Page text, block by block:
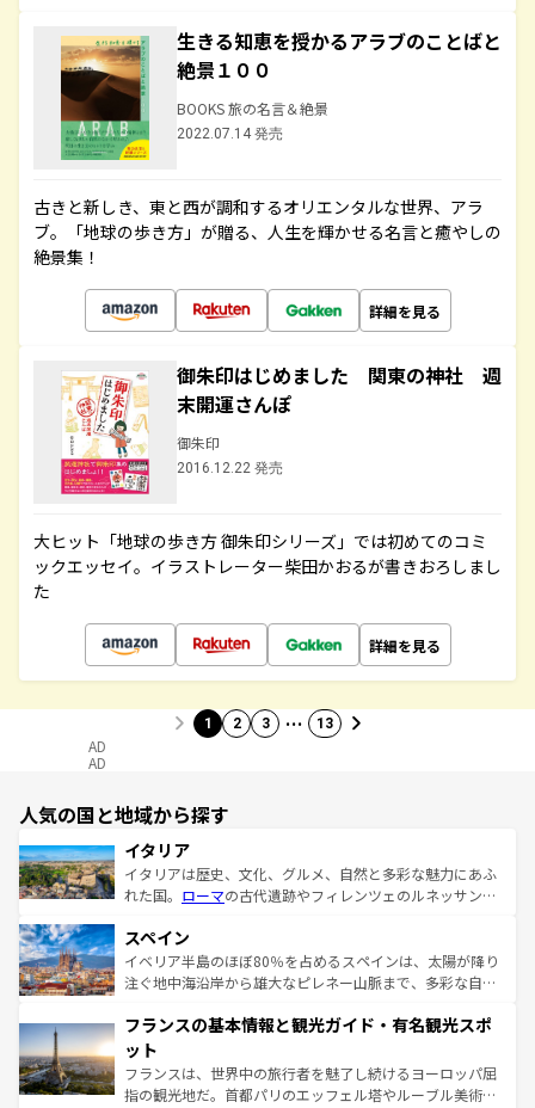
生きる知恵を授かるアラブのことばと
絶景１００
BOOKS 旅の名言＆絶景
2022.07.14 発売
古きと新しき、東と西が調和するオリエンタルな世界、アラ
ブ。「地球の歩き方」が贈る、人生を輝かせる名言と癒やしの
絶景集！
詳細を見る
御朱印はじめました 関東の神社 週
末開運さんぽ
御朱印
2016.12.22 発売
大ヒット「地球の歩き方 御朱印シリーズ」では初めてのコミ
ックエッセイ。イラストレーター柴田かおるが書きおろしまし
た
詳細を見る
1 2 3 … 13
AD
AD
人気の国と地域から探す
イタリア
イタリアは歴史、文化、グルメ、自然と多彩な魅力にあふ
れた国。 ローマの古代遺跡やフィレンツェのルネッサンス
ろん、トスカーナの美しい田園風景やアマルフィ海岸の絶
景など、自然景観も見逃せない。観光の合間には、本場の
ピザやパスタなど、絶品のイタリア料理を堪能することも
ませてくれるイタリアで、忘れられない旅をしてみよう！
なお、新着のイタリア情報は
しい。
スペイン
イベリア半島のほぼ80％を占めるスペインは、太陽が降り
注ぐ地中海沿岸から雄大なピレネー山脈まで、多彩な自然
文化が根付くこの国では、情熱的なフラメンコ、熱気あふ
れる闘牛、そして美味しいタパスが生活の一部となってい
る。首都マドリードの洗練された雰囲気や、バルセロナの
アートに溢れた街角から、地方では古代ローマ遺跡や中世
フランスの基本情報と観光ガイド・有名観光スポ
ット
フランスは、世界中の旅行者を魅了し続けるヨーロッパ屈
指の観光地だ。首都パリのエッフェル塔やルーブル美術館